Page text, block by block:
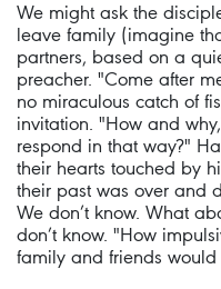
We might ask the
leave family (imagine
partners, based on a
preacher. "Come after
no miraculous catch of
invitation. "How and
respond in that way?"
their hearts touched by
their past was over and
We don’t know. What
don’t know. "How
family and friends would